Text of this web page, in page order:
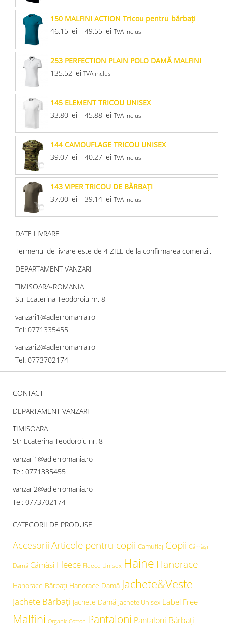
150 MALFINI ACTION Tricou pentru bărbaţi
46.15 lei – 49.55 lei TVA inclus
253 PERFECTION PLAIN POLO DAMĂ MALFINI
135.52 lei TVA inclus
145 ELEMENT TRICOU UNISEX
33.80 lei – 45.88 lei TVA inclus
144 CAMOUFLAGE TRICOU UNISEX
39.07 lei – 40.27 lei TVA inclus
143 VIPER TRICOU DE BĂRBAŢI
37.00 lei – 39.14 lei TVA inclus
DATE LIVRARE
Termenul de livrare este de 4 ZILE de la confirmarea comenzii.
DEPARTAMENT VANZARI
TIMISOARA-ROMANIA
Str Ecaterina Teodoroiu nr. 8
vanzari1@adlerromania.ro
Tel: 0771335455
vanzari2@adlerromania.ro
Tel: 0773702174
CONTACT
DEPARTAMENT VANZARI
TIMISOARA
Str Ecaterina Teodoroiu nr. 8
vanzari1@adlerromania.ro
Tel: 0771335455
vanzari2@adlerromania.ro
Tel: 0773702174
CATEGORII DE PRODUSE
Accesorii Articole pentru copii Camuflaj Copii Cămăşi
Damă Cămăși Fleece Fleece Unisex Haine Hanorace
Hanorace Bărbați Hanorace Damă Jachete&Veste
Jachete Bărbați Jachete Damă Jachete Unisex Label Free
Malfini Organic Cotton Pantaloni Pantaloni Bărbați